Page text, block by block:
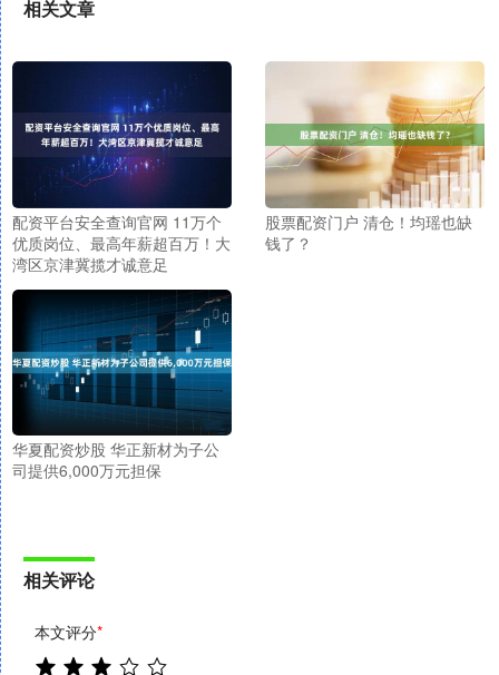
相关文章
配资平台安全查询官网 11万个
优质岗位、最高年薪超百万！大
湾区京津冀揽才诚意足
股票配资门户 清仓！均瑶也缺
钱了？
华夏配资炒股 华正新材为子公
司提供6,000万元担保
相关评论
本文评分*